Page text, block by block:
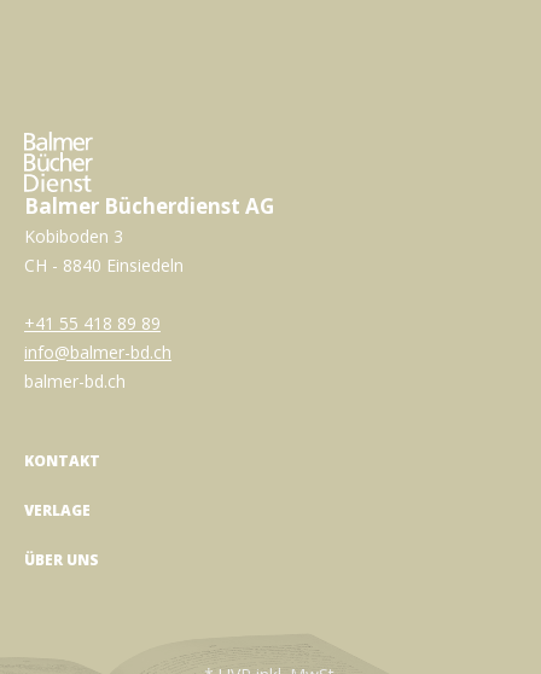
Balmer Bücherdienst AG
Kobiboden 3
CH - 8840 Einsiedeln
+41 55 418 89 89
info@balmer-bd.ch
balmer-bd.ch
KONTAKT
VERLAGE
ÜBER UNS